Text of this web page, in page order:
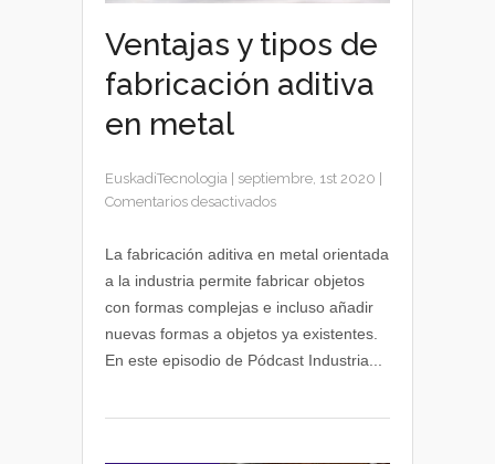
Ventajas y tipos de
fabricación aditiva
en metal
EuskadiTecnologia septiembre, 1st 2020
Comentarios desactivadosen
fabricación
aditiva
en
La fabricación aditiva en metal orientada
a la industria permite fabricar objetos
con formas complejas e incluso añadir
nuevas formas a objetos ya existentes.
En este episodio de Pódcast Industria...